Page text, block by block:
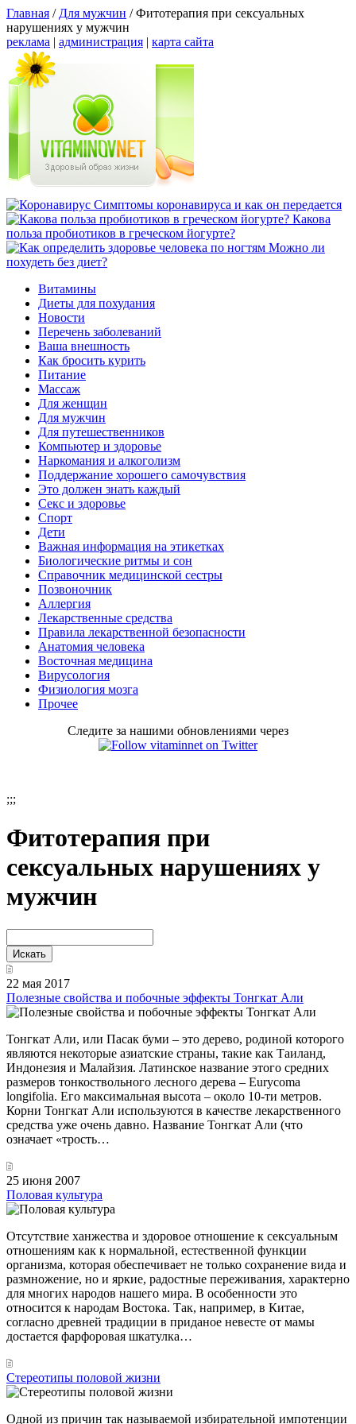
Главная / Для мужчин /Фитотерапия при сексуальных
нарушениях у мужчин
реклама | администрация | карта сайта
Симптомы коронавируса и как он передается
Какова
польза пробиотиков в греческом йогурте?
Можно ли
похудеть без диет?
Витамины
Диеты для похудания
Новости
Перечень заболеваний
Ваша внешность
Как бросить курить
Питание
Массаж
Для женщин
Для мужчин
Для путешественников
Компьютер и здоровье
Наркомания и алкоголизм
Поддержание хорошего самочувствия
Это должен знать каждый
Секс и здоровье
Спорт
Дети
Важная информация на этикетках
Биологические ритмы и сон
Справочник медицинской сестры
Позвоночник
Аллергия
Лекарственные средства
Правила лекарственной безопасности
Aнатомия человека
Восточная медицина
Вирусология
Физиология мозга
Прочее
Следите за нашими обновлениями через
;;;
Фитотерапия при
сексуальных нарушениях у
мужчин
22 мая 2017
Полезные свойства и побочные эффекты Тонгкат Али
Тонгкат Али, или Пасак буми – это дерево, родиной которого
являются некоторые азиатские страны, такие как Таиланд,
Индонезия и Малайзия. Латинское название этого средних
размеров тонкоствольного лесного дерева – Eurycoma
longifolia. Его максимальная высота – около 10-ти метров.
Корни Тонгкат Али используются в качестве лекарственного
средства уже очень давно. Название Тонгкат Али (что
означает «трость…
25 июня 2007
Половая культура
Отсутствие ханжества и здоровое отношение к сексуальным
отношениям как к нормальной, естественной функции
организма, которая обеспечивает не только сохранение вида и
размножение, но и яркие, радостные переживания, характерно
для многих народов нашего мира. В особенности это
относится к народам Востока. Так, например, в Китае,
согласно древней традиции в приданое невесте от мамы
достается фарфоровая шкатулка…
Стереотипы половой жизни
Одной из причин так называемой избирательной импотенции